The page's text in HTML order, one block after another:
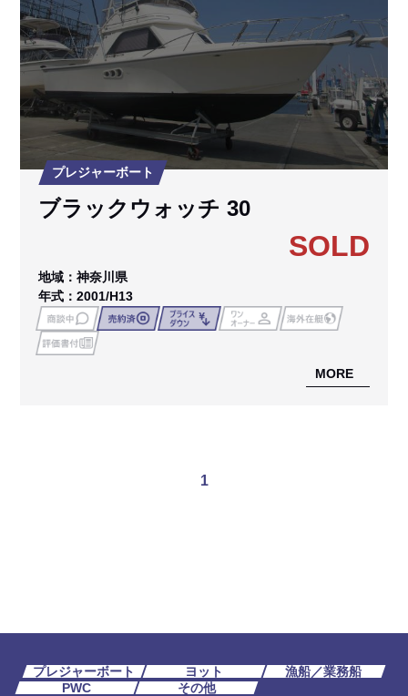
プレジャーボート
ブラックウォッチ 30
SOLD
地域：神奈川県
年式：2001/H13
MORE
1
プレジャーボート ヨット
漁船／業務船
PWC
その他